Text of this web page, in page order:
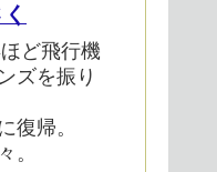
ど飛行機
ズを振り
復帰。
。